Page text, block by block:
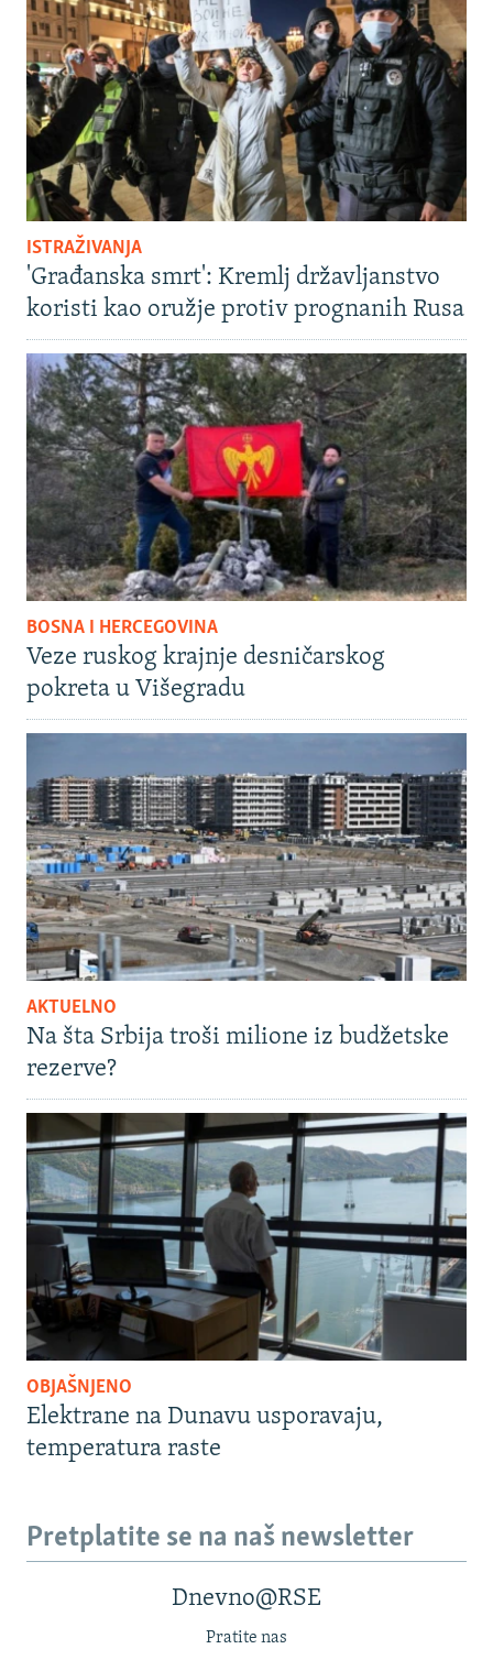
ISTRAŽIVANJA
'Građanska smrt': Kremlj državljanstvo
koristi kao oružje protiv prognanih Rusa
BOSNA I HERCEGOVINA
Veze ruskog krajnje desničarskog
pokreta u Višegradu
AKTUELNO
Na šta Srbija troši milione iz budžetske
rezerve?
OBJAŠNJENO
Elektrane na Dunavu usporavaju,
temperatura raste
Pretplatite se na naš newsletter
Dnevno@RSE
Pratite nas